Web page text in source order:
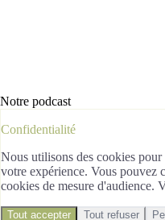
Notre podcast
Confidentialité
Nous utilisons des cookies
votre expérience. Vous pouvez
cookies de mesure d'audience.
Tout accepter Tout refuser